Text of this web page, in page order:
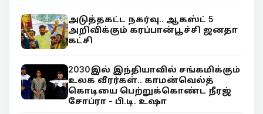
அடுத்தகட்ட நகர்வு.. ஆகஸ்ட் 5
அறிவிக்கும் கரப்பான்பூச்சி ஜனதா
கட்சி
2030இல் இந்தியாவில் சங்கமிக்கும்
உலக வீரர்கள்.. காமன்வெல்த்
கொடியை பெற்றுக்கொண்ட நீரஜ்
சோப்ரா - பி.டி. உஷா